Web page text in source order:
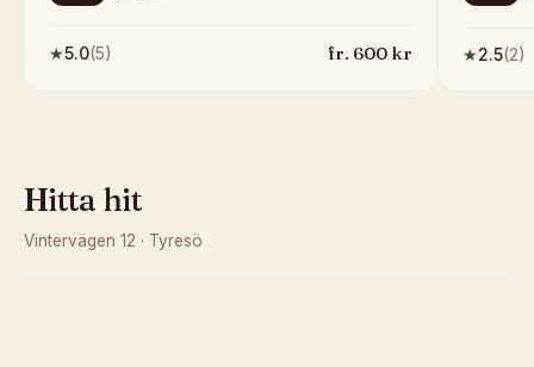
★5.0(5) fr. 600kr ★2.5(2)
Hitta hit
Vintervägen 12 · Tyresö